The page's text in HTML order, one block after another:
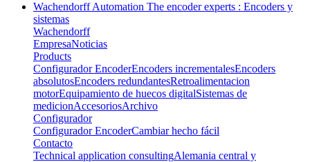
Wachendorff Automation The encoder experts : Encoders y
sistemas
Wachendorff
EmpresaNoticias
Products
Configurador EncoderEncoders incrementalesEncoders
absolutosEncoders redundantesRetroalimentacion
motorEquipamiento de huecos digitalSistemas de
medicionAccesoriosArchivo
Configurador
Configurador EncoderCambiar hecho fácil
Contacto
Technical application consultingAlemania central y